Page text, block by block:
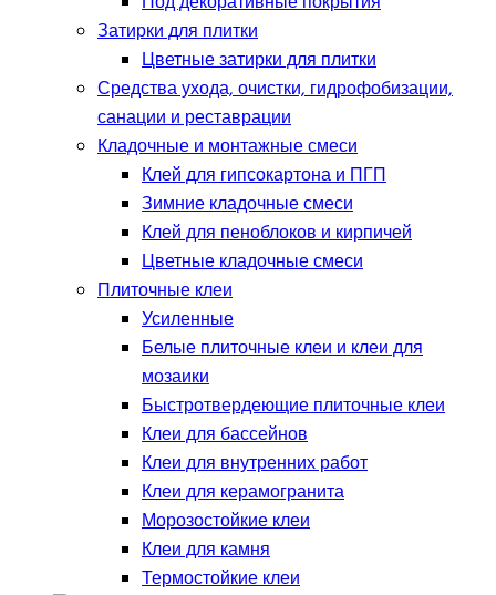
Затирки для плитки
Цветные затирки для плитки
Средства ухода, очистки, гидрофобизации,
санации и реставрации
Кладочные и монтажные смеси
Клей для гипсокартона и ПГП
Зимние кладочные смеси
Клей для пеноблоков и кирпичей
Цветные кладочные смеси
Плиточные клеи
Усиленные
Белые плиточные клеи и клеи для
мозаики
Быстротвердеющие плиточные клеи
Клеи для бассейнов
Клеи для внутренних работ
Клеи для керамогранита
Морозостойкие клеи
Клеи для камня
Термостойкие клеи